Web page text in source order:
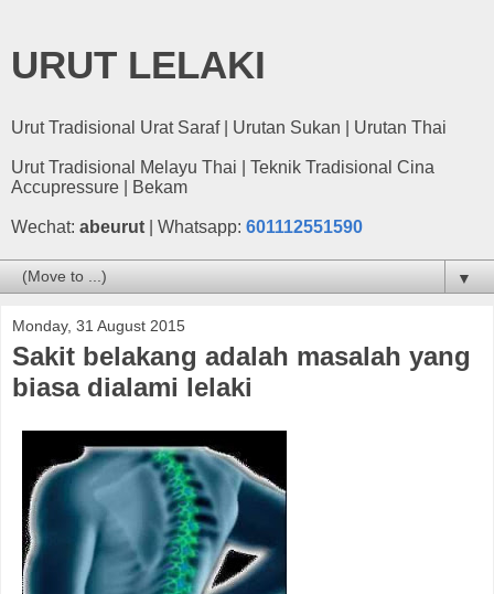
URUT LELAKI
Urut Tradisional Urat Saraf | Urutan Sukan | Urutan Thai
Urut Tradisional Melayu Thai | Teknik Tradisional Cina
Accupressure | Bekam
Wechat: abeurut | Whatsapp: 601112551590
▼
Monday, 31 August 2015
Sakit belakang adalah masalah yang
biasa dialami lelaki